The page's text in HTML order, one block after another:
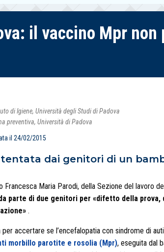
il vaccino Mpr non
di Igiene, Università degli Studi di Padova
preventiva, Università di Padova
il 24/02/2015
dai genitori di un
Maria Parodi, della Sezione del lavoro
parte di due genitori per «difetto della prova,
.
accertare se l’encefalopatia con sindrome di
morbillo parotite e rosolia (Mpr), eseguita dal